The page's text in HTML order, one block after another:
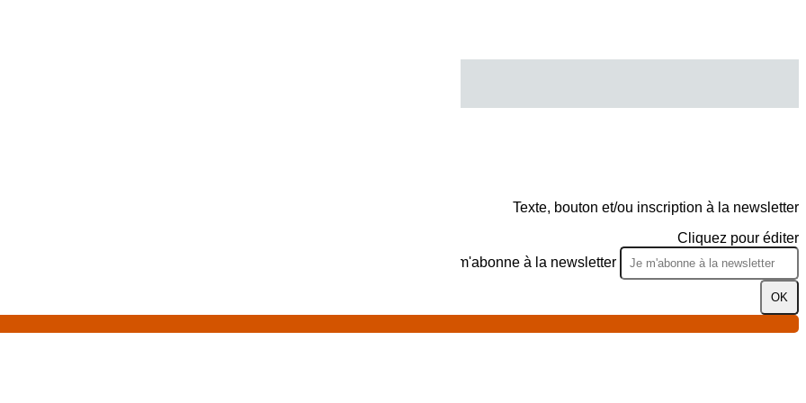
Texte, bouton et/ou inscription à la newsletter
Cliquez pour éditer
Je m'abonne à la newsletter
OK